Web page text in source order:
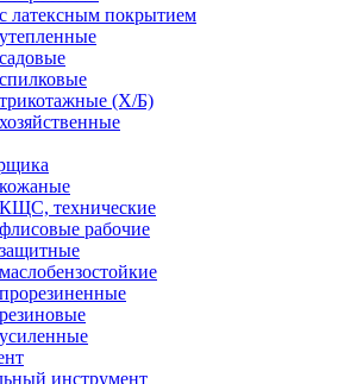
латексным покрытием
(Х/Б)
технические
рабочие
инструмент